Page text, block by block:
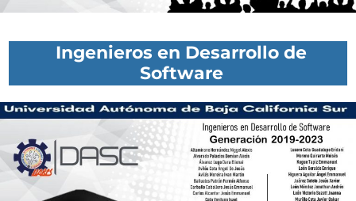
Ingenieros en Desarrollo de
Software